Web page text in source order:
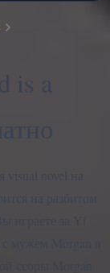
is a
visual novel на
на разбитом